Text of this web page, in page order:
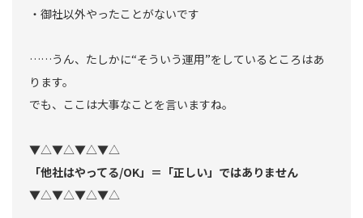
・御社以外やったことがないです
……うん、たしかに“そういう運用”をしているところはあ
ります。
でも、ここは大事なことを言いますね。
▼△▼△▼△▼△
「他社はやってる/OK」＝「正しい」ではありません
▼△▼△▼△▼△